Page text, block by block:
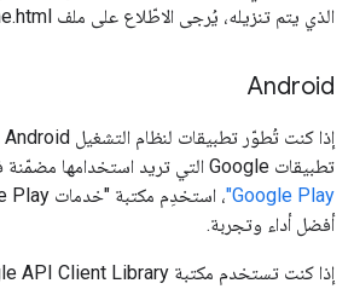
الذي يتم تنزيله، يُرجى الاطّلاع على ملف readme.html.
Android
تطبيقات Google التي تريد استخدامها مضمّنة في
Google Play"
أفضل أداء وتجربة.